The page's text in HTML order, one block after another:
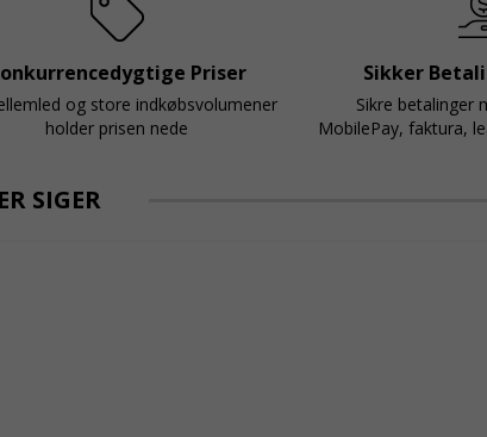
Priser
og store indkøbsvolumener
holder prisen nede
Sikker
Sikre betalinger
MobilePay, faktura,
SIGER